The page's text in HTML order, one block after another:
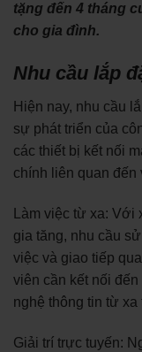
tặng đến 4 tháng
cho gia đình.
Nhu cầu lắp
Hiện nay, nhu cầu
sự phát triển của
các thiết bị kết nối
chính liên quan đến
Làm việc từ xa:
gia tăng, nhu cầu
việc và giao tiếp
viên cần kết nối
nghệ thông tin từ xa
Giải trí trực tuyến: